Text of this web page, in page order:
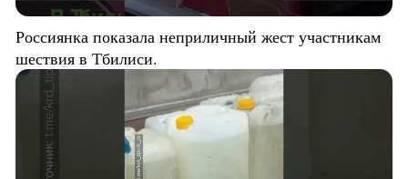
Россиянка показала неприличный жест участникам
шествия в Тбилиси.